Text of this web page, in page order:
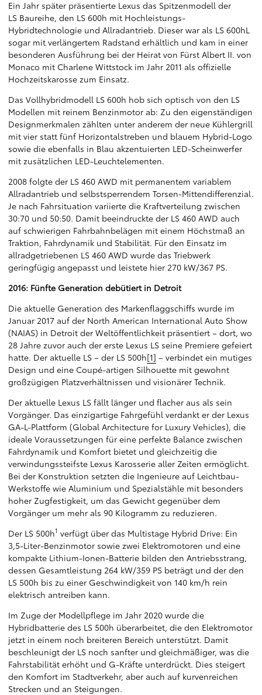
Ein Jahr später präsentierte Lexus das Spitzenmodell der
LS Baureihe, den LS 600h mit Hochleistungs-
Hybridtechnologie und Allradantrieb. Dieser war als LS 600hL
sogar mit verlängertem Radstand erhältlich und kam in einer
besonderen Ausführung bei der Heirat von Fürst Albert II. von
Monaco mit Charlene Wittstock im Jahr 2011 als offizielle
Hochzeitskarosse zum Einsatz.
Das Vollhybridmodell LS 600h hob sich optisch von den LS
Modellen mit reinem Benzinmotor ab: Zu den eigenständigen
Designmerkmalen zählten unter anderem der neue Kühlergrill
mit vier statt fünf Horizontalstreben und blauem Hybrid-Logo
sowie die ebenfalls in Blau akzentuierten LED-Scheinwerfer
mit zusätzlichen LED-Leuchtelementen.
2008 folgte der LS 460 AWD mit permanentem variablem
Allradantrieb und selbstsperrendem Torsen-Mittendifferenzial.
Je nach Fahrsituation variierte die Kraftverteilung zwischen
30:70 und 50:50. Damit beeindruckte der LS 460 AWD auch
auf schwierigen Fahrbahnbelägen mit einem Höchstmaß an
Traktion, Fahrdynamik und Stabilität. Für den Einsatz im
allradgetriebenen LS 460 AWD wurde das Triebwerk
geringfügig angepasst und leistete hier 270 kW/367 PS.
2016: Fünfte Generation debütiert in Detroit
Die aktuelle Generation des Markenflaggschiffs wurde im
Januar 2017 auf der North American International Auto Show
(NAIAS) in Detroit der Weltöffentlichkeit präsentiert – dort, wo
28 Jahre zuvor auch der erste Lexus LS seine Premiere gefeiert
hatte. Der aktuelle LS – der LS 500h[1] – verbindet ein mutiges
Design und eine Coupé-artigen Silhouette mit gewohnt
großzügigen Platzverhältnissen und visionärer Technik.
Der aktuelle Lexus LS fällt länger und flacher aus als sein
Vorgänger. Das einzigartige Fahrgefühl verdankt er der Lexus
GA-L-Plattform (Global Architecture for Luxury Vehicles), die
ideale Voraussetzungen für eine perfekte Balance zwischen
Fahrdynamik und Komfort bietet und gleichzeitig die
verwindungssteifste Lexus Karosserie aller Zeiten ermöglicht.
Bei der Konstruktion setzten die Ingenieure auf Leichtbau-
Werkstoffe wie Aluminium und Spezialstähle mit besonders
hoher Zugfestigkeit, um das Gewicht gegenüber dem
Vorgänger um mehr als 90 Kilogramm zu reduzieren.
Der LS 500h1 verfügt über das Multistage Hybrid Drive: Ein
3,5-Liter-Benzinmotor sowie zwei Elektromotoren und eine
kompakte Lithium-Ionen-Batterie bilden den Antriebsstrang,
dessen Gesamtleistung 264 kW/359 PS beträgt und der den
LS 500h bis zu einer Geschwindigkeit von 140 km/h rein
elektrisch antreiben kann.
Im Zuge der Modellpflege im Jahr 2020 wurde die
Hybridbatterie des LS 500h überarbeitet, die den Elektromotor
jetzt in einem noch breiteren Bereich unterstützt. Damit
beschleunigt der LS noch sanfter und gleichmäßiger, was die
Fahrstabilität erhöht und G-Kräfte unterdrückt. Dies steigert
den Komfort im Stadtverkehr, aber auch auf kurvenreichen
Strecken und an Steigungen.